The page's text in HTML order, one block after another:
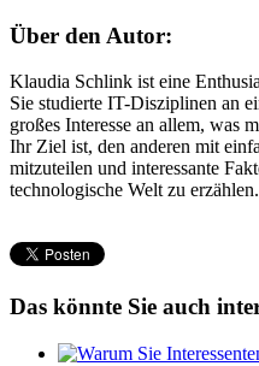
Über den Autor:
Klaudia Schlink ist eine
Sie studierte IT-Disziplinen an
großes Interesse an allem, was
Ihr Ziel ist, den anderen mit
mitzuteilen und interessante
technologische Welt zu erzählen.
Das könnte Sie auch